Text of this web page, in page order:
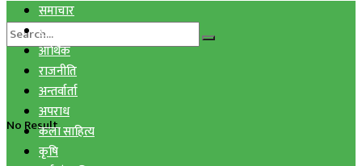
No Result
समाचार
स्वास्थ्य
आर्थिक
राजनीति
अन्तर्वार्ता
अपराध
कला साहित्य
कृषि